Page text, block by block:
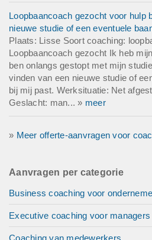
Loopbaancoach gezocht voor hulp
nieuwe studie of een eventuele
Plaats: Lisse Soort coaching:
Loopbaancoach gezocht Ik heb
ben onlangs gestopt met mijn
vinden van een nieuwe studie of
bij mij past. Werksituatie: Net
Geslacht: man... » meer
» Meer offerte-aanvragen voor
Aanvragen per categorie
Business coaching voor
Executive coaching voor managers
Coaching van medewerkers